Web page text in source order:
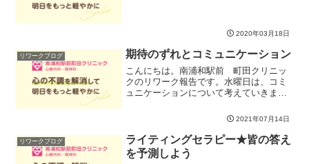
ことも多いのではないでし...2020年03月18日
リワークブログ 期待のずれとコミュニケーション
こんにちは。南浦和駅前 町田クリニッ
クのリワーク報告です。水曜日は、コミ
ュニケーションについて考えていきま
ーションにおこる行き違いの背景を振り
返るテーマです。今日は、「役割期待」
をキーワードに、自分の身の...
2021年07月14日
リワークブログ
ライティングセラピー★皆の答え
を予測しよう